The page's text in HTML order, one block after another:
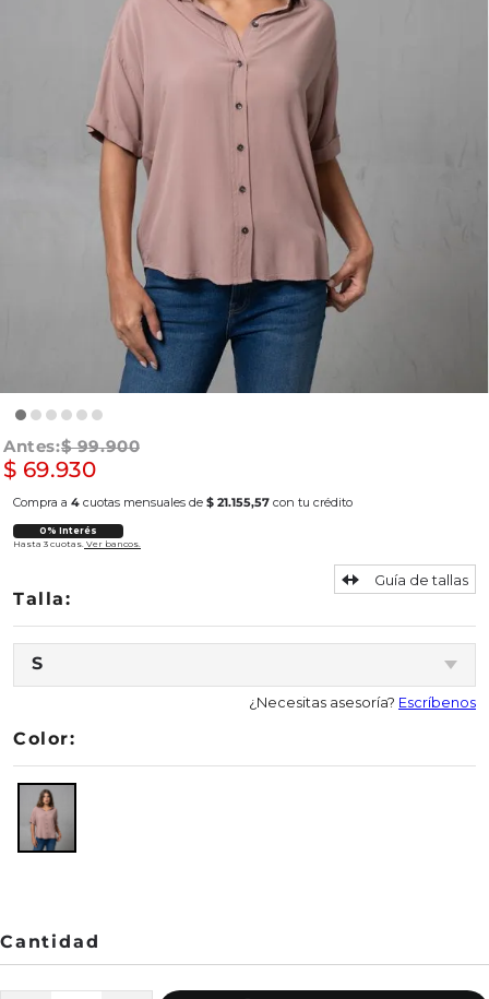
$ 99.900
$ 69.930
Compra a 4 cuotas mensuales de $ 21.155,57 con tu crédito
0% Interés
Hasta 3 cuotas. Ver bancos.
S
Guía de tallas
¿Necesitas asesoría? Escríbenos
Color: